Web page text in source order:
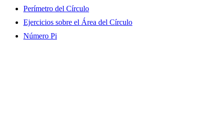
Perímetro del Círculo
Ejercicios sobre el Área del Círculo
Número Pi